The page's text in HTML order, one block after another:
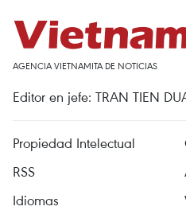
AGENCIA VIETNAMITA DE NOTICIAS
Editor en jefe: TRAN TIEN
Propiedad Intelectual
RSS
Idiomas